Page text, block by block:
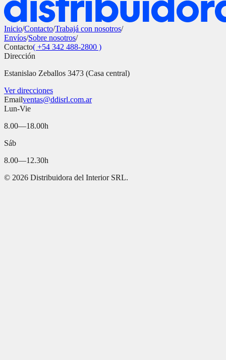
Inicio/Contacto/Trabajá con nosotros/
Envíos/Sobre nosotros/
Contacto( +54 342 488-2800 )
Dirección
Estanislao Zeballos 3473 (Casa central)
Ver direcciones
Emailventas@ddisrl.com.ar
Lun-Vie
8.00—18.00h
Sáb
8.00—12.30h
© 2026 Distribuidora del Interior SRL.